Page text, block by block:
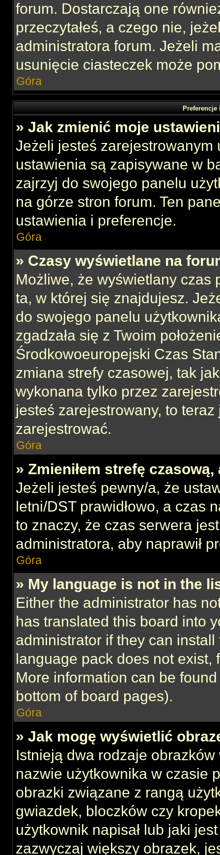
forum. Dostarczają one
przeczytałeś, a czego nie,
administratora forum. Jeżeli
usunięcie ciasteczek może
Góra
» Jak zmienić moje
Jeżeli jesteś zarejestrowanym
ustawienia są zapisywane w
zajrzyj do swojego panelu
na górze stron forum. Ten
ustawienia i preferencje.
Góra
» Czasy wyświetlane na
Możliwe, że wyświetlany czas
ta, w której się znajdujesz.
do swojego panelu
zgadzała się z Twoim
Środkowoeuropejski Czas
zmiana strefy czasowej, tak
wykonana tylko przez
jesteś zarejestrowany, to
zarejestrować.
Góra
» Zmieniłem strefę
Jeżeli jesteś pewny/a, że
letni/DST prawidłowo, a czas
to znaczy, że czas serwera
administratora, aby naprawił
Góra
» My language is not in the
Either the administrator has
has translated this board into
administrator if they can
language pack does not exist,
More information can be
bottom of board pages).
Góra
» Jak mogę wyświetlić
Istnieją dwa rodzaje
nazwie użytkownika w czasie
obrazki związane z rangą
gwiazdek, bloczków czy
użytkownik napisał lub jaki
zazwyczaj większy obrazek,